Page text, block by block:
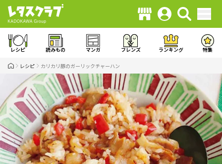
レシピ 読みもの マンガ フレンズ ランキング 特集
レシピ カリカリ豚のガーリックチャーハン